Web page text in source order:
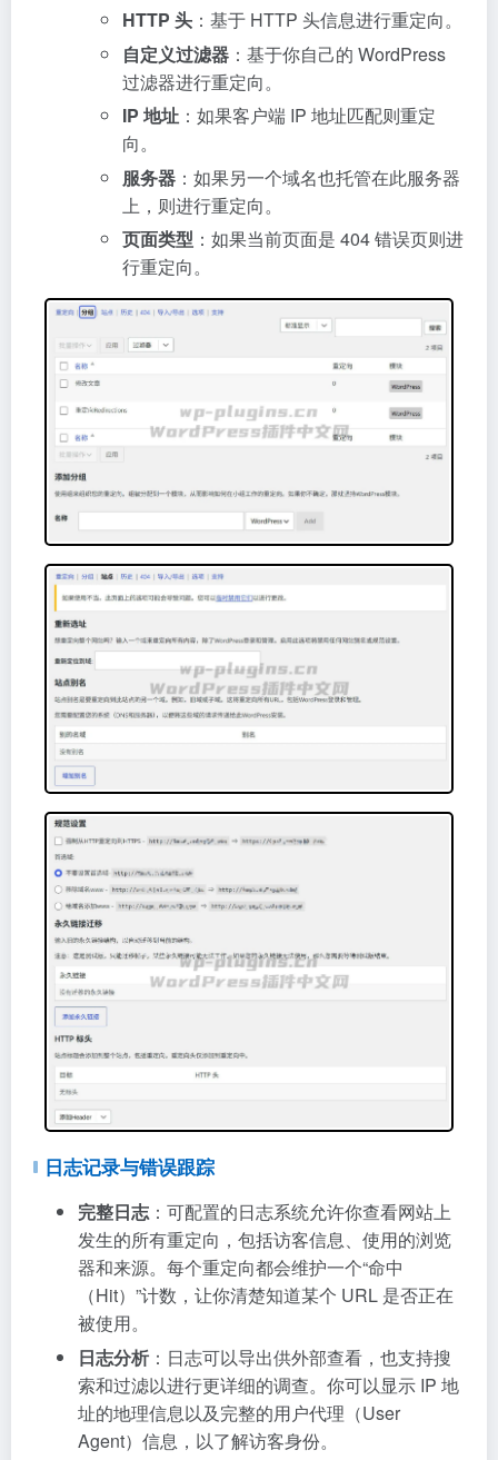
HTTP 头 ：基于 HTTP 头信息进行重定向。
自定义过滤器 ：基于你自己的 WordPress
过滤器进行重定向。
IP 地址 ：如果客户端 IP 地址匹配则重定
向。
服务器 ：如果另一个域名也托管在此服务器
上，则进行重定向。
页面类型 ：如果当前页面是 404 错误页则进
行重定向。
日志记录与错误跟踪
完整日志：可配置的日志系统允许你查看网站上
发生的所有重定向，包括访客信息、使用的浏览
器和来源。每个重定向都会维护一个“命中
（Hit）”计数，让你清楚知道某个 URL 是否正在
被使用。
日志分析 ：日志可以导出供外部查看，也支持搜
索和过滤以进行更详细的调查。你可以显示 IP 地
址的地理信息以及完整的用户代理（User
Agent）信息，以了解访客身份。